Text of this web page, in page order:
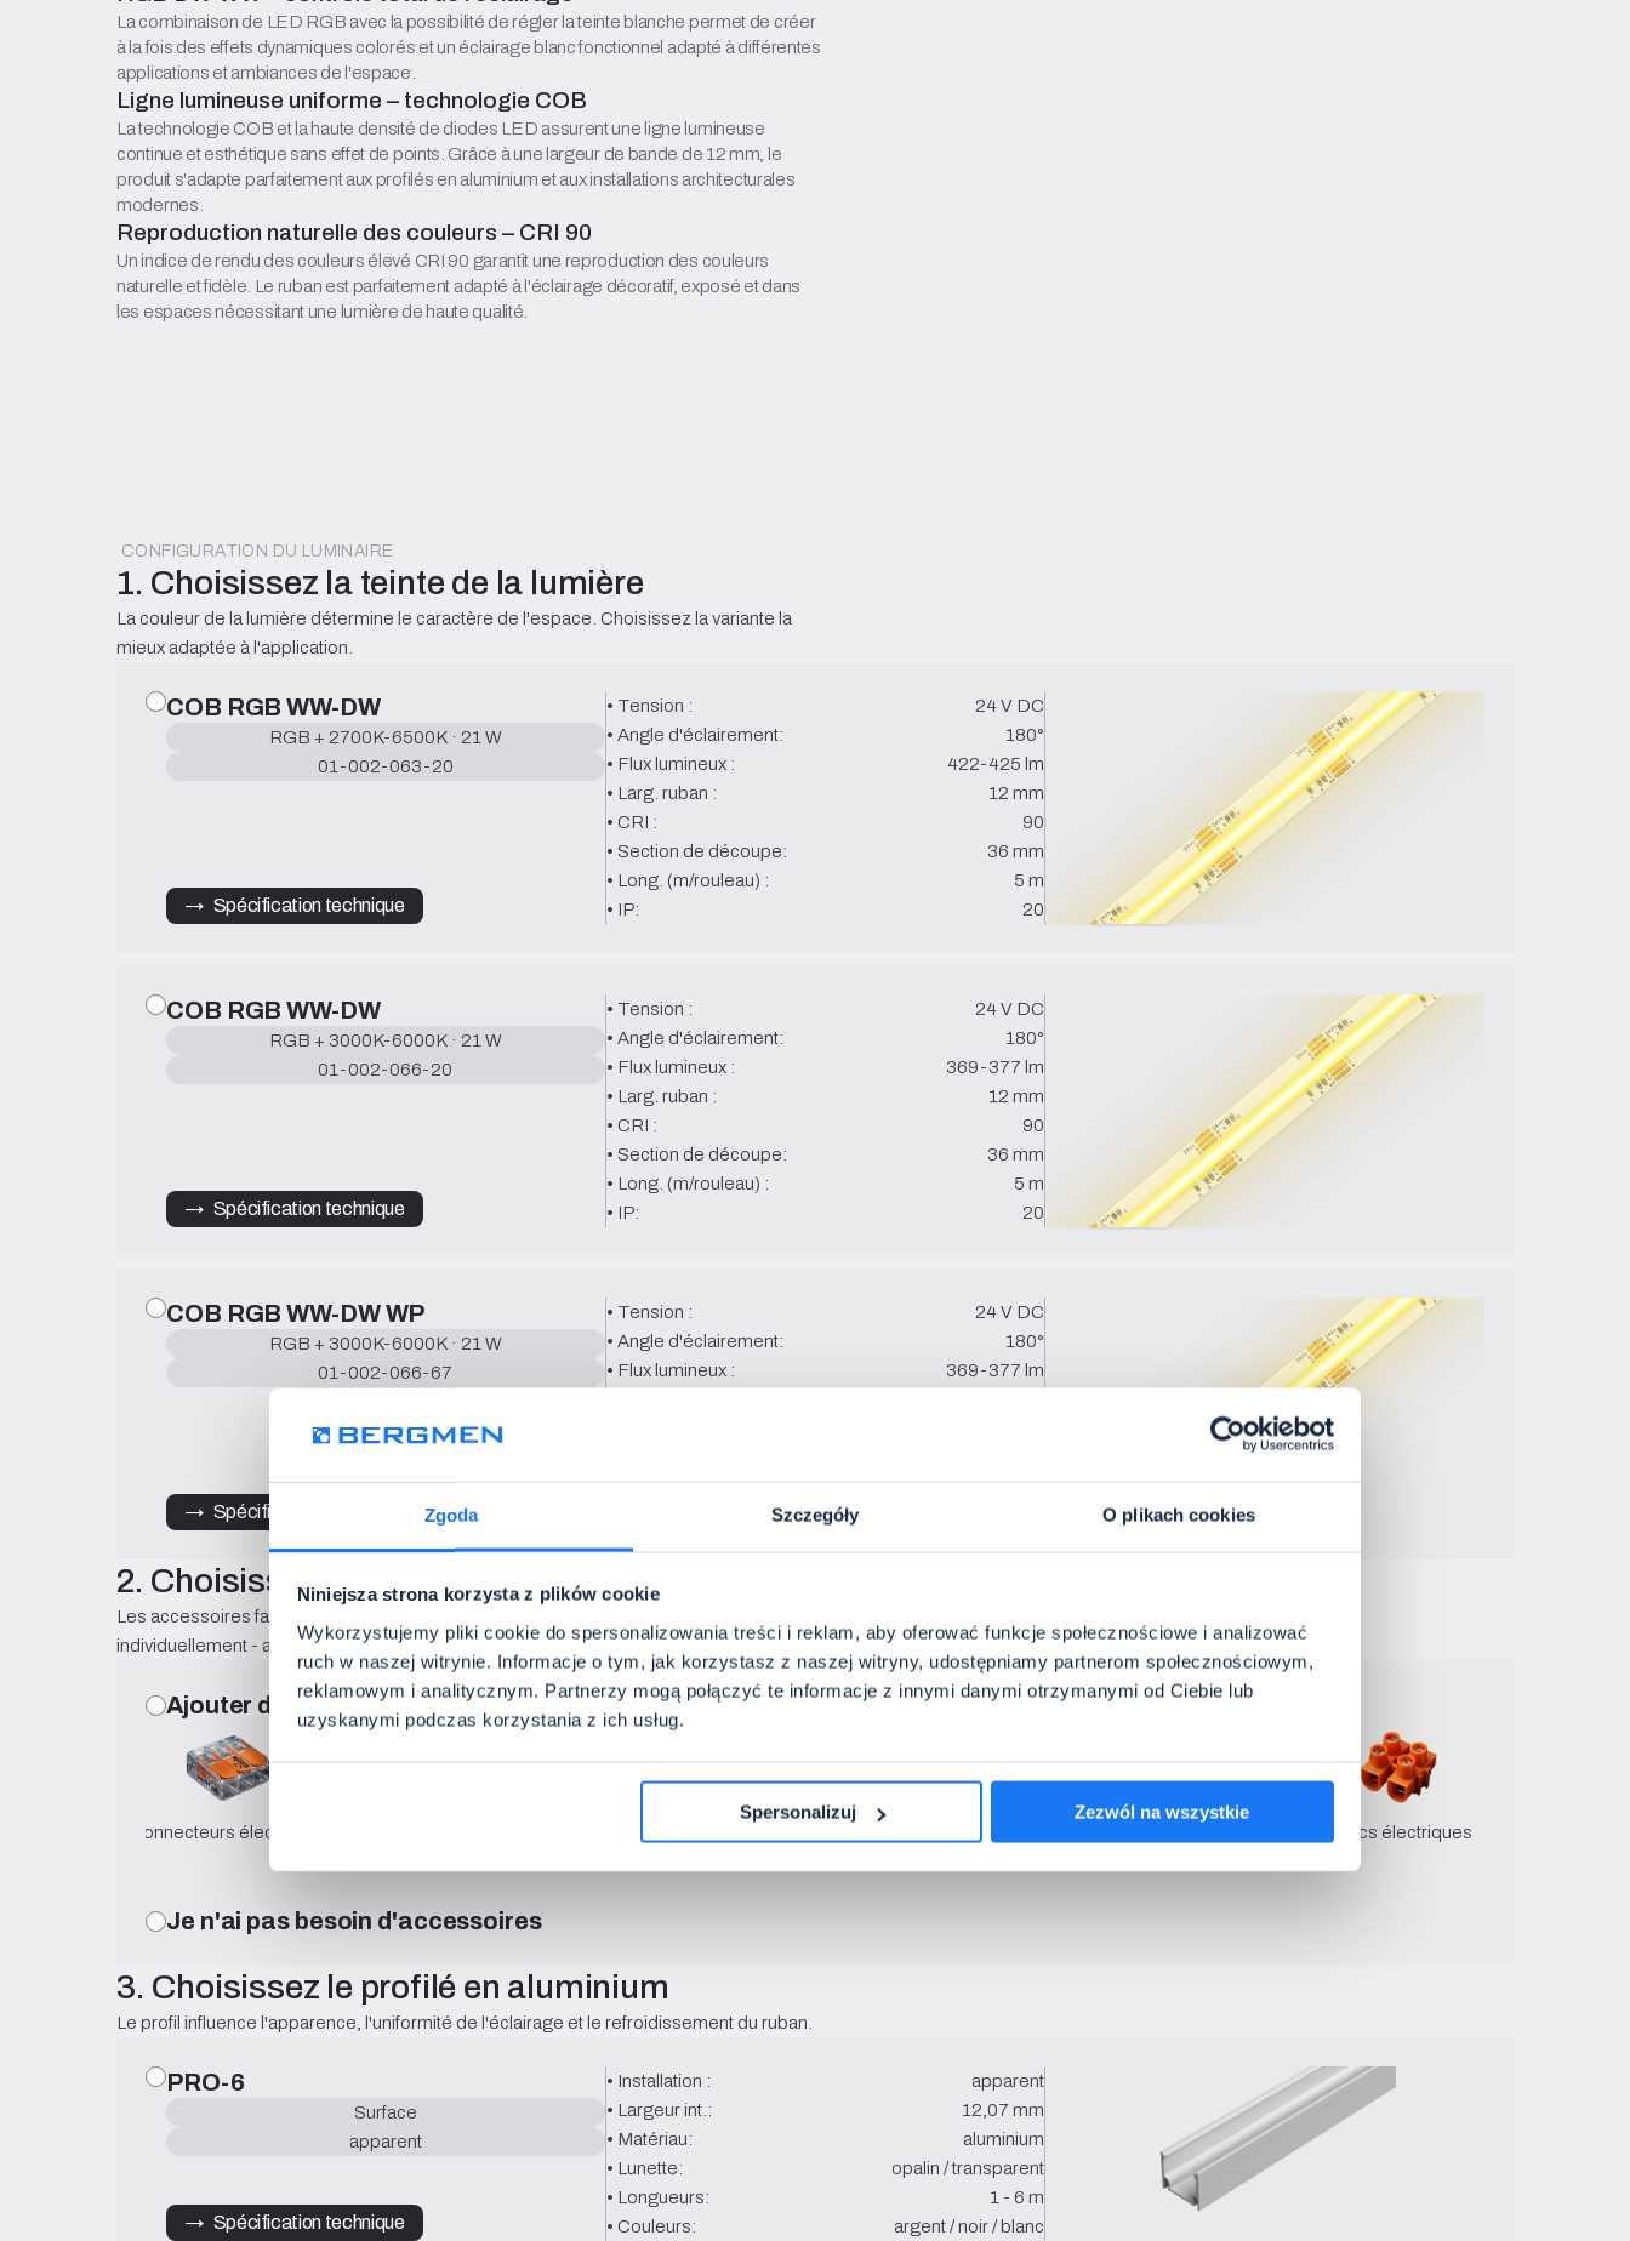
Zgoda Szczegóły O plikach cookies
Niniejsza strona korzysta z plików cookie
Wykorzystujemy pliki cookie do spersonalizowania treści i reklam, aby oferować funkcje społecznościowe i analizować
ruch w naszej witrynie. Informacje o tym, jak korzystasz z naszej witryny, udostępniamy partnerom społecznościowym,
reklamowym i analitycznym. Partnerzy mogą połączyć te informacje z innymi danymi otrzymanymi od Ciebie lub
uzyskanymi podczas korzystania z ich usług.
Spersonalizuj Zezwól na wszystkie
La combinaison de LED RGB avec la possibilité de régler la teinte blanche permet de créer
à la fois des effets dynamiques colorés et un éclairage blanc fonctionnel adapté à différentes
applications et ambiances de l'espace.
Ligne lumineuse uniforme – technologie COB
La technologie COB et la haute densité de diodes LED assurent une ligne lumineuse
continue et esthétique sans effet de points. Grâce à une largeur de bande de 12 mm, le
produit s'adapte parfaitement aux profilés en aluminium et aux installations architecturales
modernes.
Reproduction naturelle des couleurs – CRI 90
Un indice de rendu des couleurs élevé CRI 90 garantit une reproduction des couleurs
naturelle et fidèle. Le ruban est parfaitement adapté à l'éclairage décoratif, exposé et dans
les espaces nécessitant une lumière de haute qualité.
CONFIGURATION DU LUMINAIRE
1. Choisissez la teinte de la lumière
La couleur de la lumière détermine le caractère de l'espace. Choisissez la variante la
mieux adaptée à l'application.
COB RGB WW-DW
RGB + 2700K-6500K · 21 W
01-002-063-20
→   Spécification technique
• Tension :
24 V DC
• Angle d'éclairement:
180°
• Flux lumineux :
422-425 lm
• Larg. ruban :
12 mm
• CRI :
90
• Section de découpe:
36 mm
• Long. (m/rouleau) :
5 m
• IP:
20
COB RGB WW-DW
RGB + 3000K-6000K · 21 W
01-002-066-20
→   Spécification technique
• Tension :
24 V DC
• Angle d'éclairement:
180°
• Flux lumineux :
369-377 lm
• Larg. ruban :
12 mm
• CRI :
90
• Section de découpe:
36 mm
• Long. (m/rouleau) :
5 m
• IP:
20
COB RGB WW-DW WP
RGB + 3000K-6000K · 21 W
01-002-066-67
→   Spécification technique
• Tension :
24 V DC
• Angle d'éclairement:
180°
• Flux lumineux :
369-377 lm
• Long. (m/rouleau) :
5 m
2. Choisissez les accessoires
Les accessoires facilitent le montage et le contrôle. Nous les choisirons
individuellement - après avoir soumis une demande, un conseiller vous contactera.
Ajouter des accessoires
Connecteurs électriques Adhésif de montage Câble 12 V Câble 230 V Ruban adhésif double face Blocs électriques
Je n'ai pas besoin d'accessoires
3. Choisissez le profilé en aluminium
Le profil influence l'apparence, l'uniformité de l'éclairage et le refroidissement du ruban.
PRO-6
Surface
apparent
→   Spécification technique
• Installation :
apparent
• Largeur int.:
12,07 mm
• Matériau:
aluminium
• Lunette:
opalin / transparent
• Longueurs:
1 - 6 m
• Couleurs:
argent / noir / blanc